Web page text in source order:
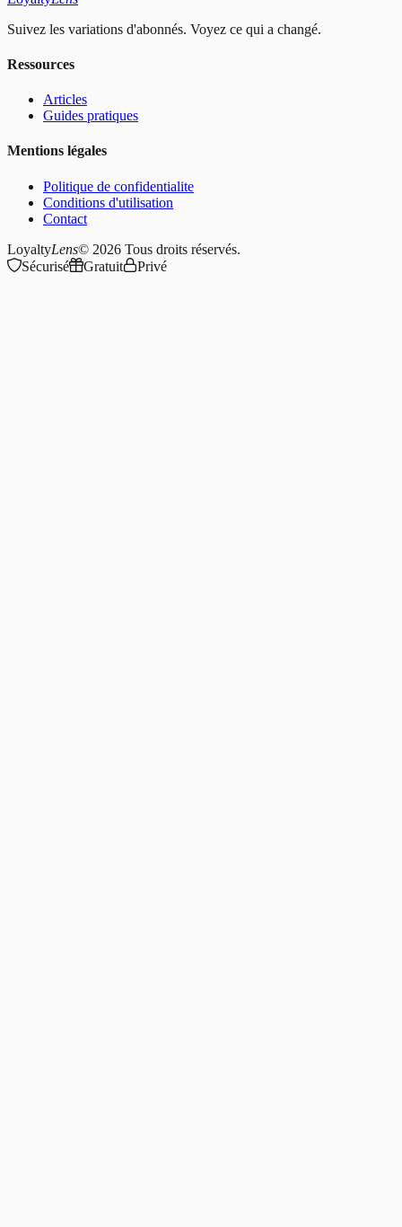
Suivez les variations d'abonnés. Voyez ce qui a changé.
Ressources
Articles
Guides pratiques
Mentions légales
Politique de confidentialite
Conditions d'utilisation
Contact
LoyaltyLens© 2026 Tous droits réservés.
Sécurisé
Gratuit Privé